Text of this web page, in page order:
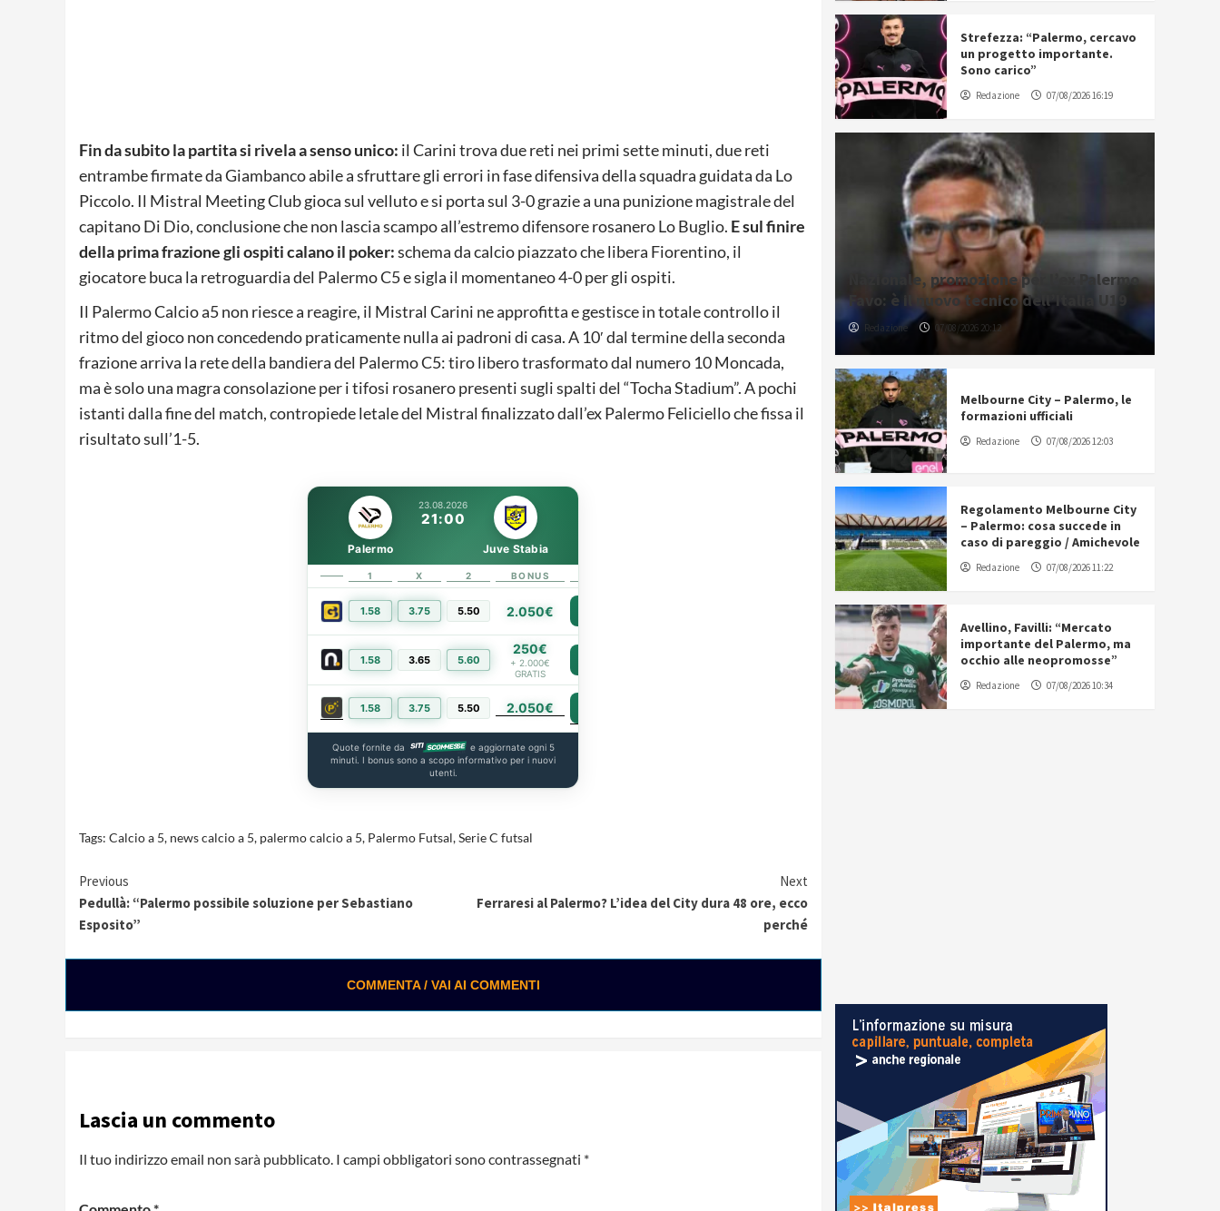
Fin da subito la partita si rivela a senso unico: il Carini trova due reti nei primi sette minuti, due reti
entrambe firmate da Giambanco abile a sfruttare gli errori in fase difensiva della squadra guidata da Lo
Piccolo. Il Mistral Meeting Club gioca sul velluto e si porta sul 3-0 grazie a una punizione magistrale del
capitano Di Dio, conclusione che non lascia scampo all’estremo difensore rosanero Lo Buglio. E sul finire
della prima frazione gli ospiti calano il poker:schema da calcio piazzato che libera Fiorentino, il
giocatore buca la retroguardia del Palermo C5 e sigla il momentaneo 4-0 per gli ospiti.
Il Palermo Calcio a5 non riesce a reagire, il Mistral Carini ne approfitta e gestisce in totale controllo il
ritmo del gioco non concedendo praticamente nulla ai padroni di casa. A 10′ dal termine della seconda
frazione arriva la rete della bandiera del Palermo C5: tiro libero trasformato dal numero 10 Moncada,
ma è solo una magra consolazione per i tifosi rosanero presenti sugli spalti del “Tocha Stadium”. A pochi
istanti dalla fine del match, contropiede letale del Mistral finalizzato dall’ex Palermo Feliciello che fissa il
risultato sull’1-5.
23.08.2026
21:00
Palermo Juve Stabia
1 X 2 BONUS
1.58 3.75 5.50 2.050€
1.58 3.65 5.60
250€
+ 2.000€
GRATIS
1.58 3.75 5.50 2.050€
Quote fornite da
e aggiornate ogni 5
minuti. I bonus sono a scopo informativo per i nuovi
utenti.
Tags: Calcio a 5, news calcio a 5, palermo calcio a 5, Palermo Futsal,Serie C futsal
Continue
Reading
Previous
Pedullà: “Palermo possibile soluzione per Sebastiano
Esposito”
Next
Ferraresi al Palermo? L’idea del City dura 48 ore, ecco
perché
COMMENTA / VAI AI COMMENTI
Lascia un commento
Il tuo indirizzo email non sarà pubblicato. I campi obbligatori sono contrassegnati *
Strefezza: “Palermo, cercavo
un progetto importante.
Sono carico”
Redazione 07/08/2026 16:19
Nazionale, promozione per l’ex Palermo
Favo: è il nuovo tecnico dell’Italia U19
Redazione 07/08/2026 20:12
Melbourne City – Palermo, le
formazioni ufficiali
Redazione 07/08/2026 12:03
Regolamento Melbourne City
– Palermo: cosa succede in
caso di pareggio / Amichevole
Redazione 07/08/2026 11:22
Avellino, Favilli: “Mercato
importante del Palermo, ma
occhio alle neopromosse”
Redazione 07/08/2026 10:34